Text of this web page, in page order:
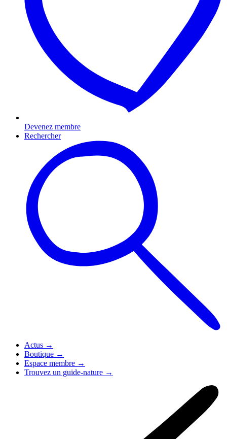
Devenez membre
Rechercher
Actus →
Boutique →
Espace membre →
Trouvez un guide-nature →